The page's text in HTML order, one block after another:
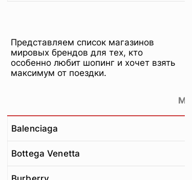
Представляем список магазинов
мировых брендов для тех, кто
особенно любит шопинг и хочет взять
максимум от поездки.
Balenciaga
Bottega Venetta